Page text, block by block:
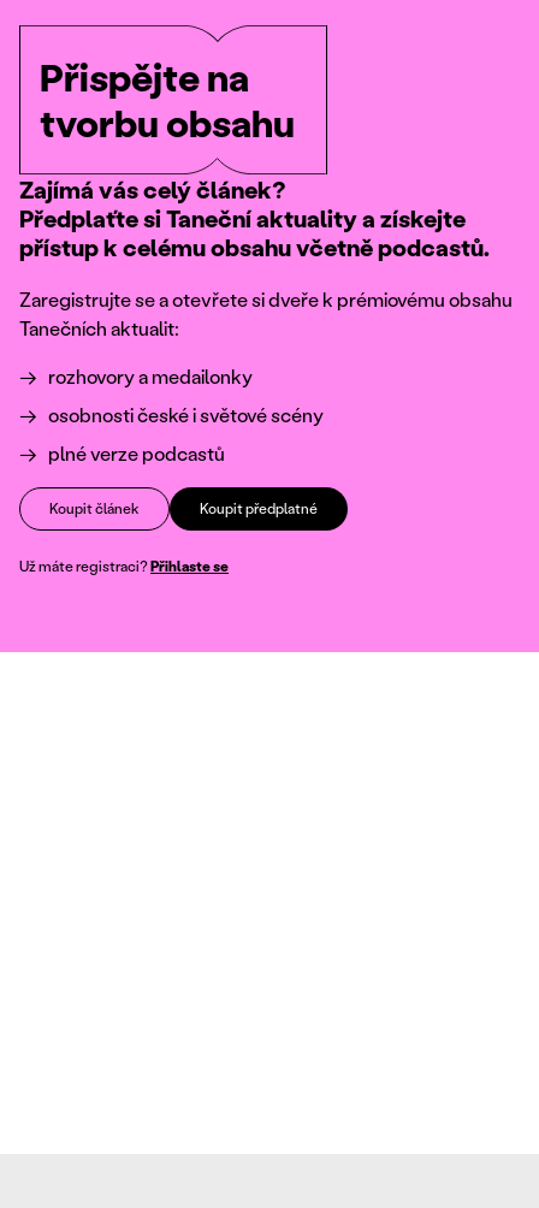
Přispějte na
tvorbu obsahu
Zajímá vás celý článek?
Předplaťte si Taneční aktuality a získejte
přístup k celému obsahu včetně podcastů.
Zaregistrujte se a otevřete si dveře k prémiovému obsahu
Tanečních aktualit:
rozhovory a medailonky
osobnosti české i světové scény
plné verze podcastů
Koupit článek Koupit předplatné
Už máte registraci?Přihlaste se